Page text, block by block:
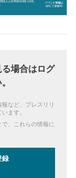
場合はログ
など、プレスリリ
ます。
、これらの情報に
録